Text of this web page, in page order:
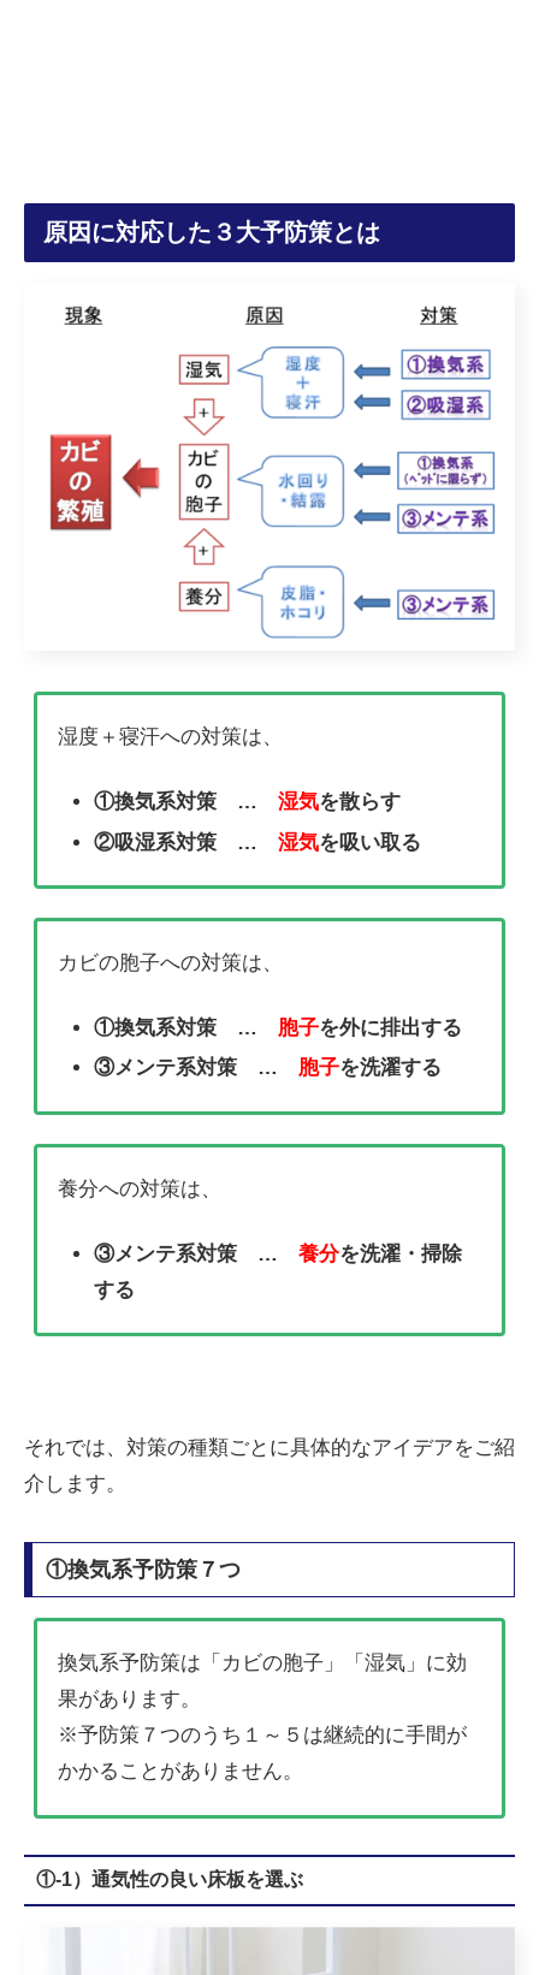
原因に対応した３大予防策とは
湿度＋寝汗への対策は、
①換気系対策 … 湿気を散らす
②吸湿系対策 … 湿気を吸い取る
カビの胞子への対策は、
①換気系対策 … 胞子を外に排出する
③メンテ系対策 … 胞子を洗濯する
養分への対策は、
③メンテ系対策 … 養分を洗濯・掃除
する
それでは、対策の種類ごとに具体的なアイデアをご紹
介します。
①換気系予防策７つ
換気系予防策は「カビの胞子」「湿気」に効
果があります。
※予防策７つのうち１～５は継続的に手間が
かかることがありません。
①-1）通気性の良い床板を選ぶ